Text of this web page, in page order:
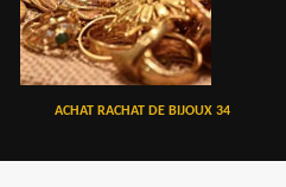
ACHAT RACHAT DE BIJOUX 34